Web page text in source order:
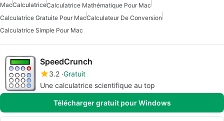
MacCalculatriceCalculatrice Mathématique Pour Mac
Calculatrice Gratuite Pour MacCalculateur De Conversion
Calculatrice Simple Pour Mac
SpeedCrunch
3.2 Gratuit
Une calculatrice scientifique au top
Télécharger gratuit pour Windows